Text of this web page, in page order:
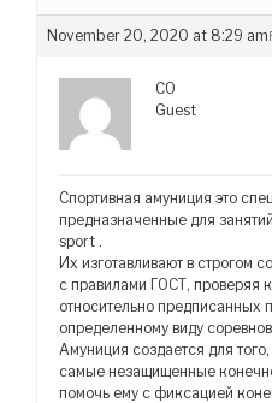
November 20, 2020 at 8:29 am
CO
Guest
Спортивная амуниция это
предназначенные для
sport .
Их изготавливают в строгом
с правилами ГОСТ, проверяя
относительно предписанных
определенному виду
Амуниция создается для
самые незащищенные
помочь ему с фиксацией